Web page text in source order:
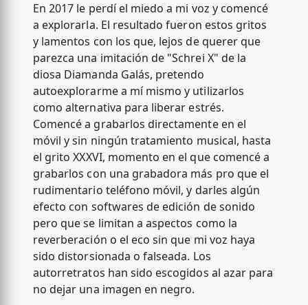
En 2017 le perdí el miedo a mi voz y comencé
a explorarla. El resultado fueron estos gritos
y lamentos con los que, lejos de querer que
parezca una imitación de "Schrei X" de la
diosa Diamanda Galás, pretendo
autoexplorarme a mí mismo y utilizarlos
como alternativa para liberar estrés.
Comencé a grabarlos directamente en el
móvil y sin ningún tratamiento musical, hasta
el grito XXXVI, momento en el que comencé a
grabarlos con una grabadora más pro que el
rudimentario teléfono móvil, y darles algún
efecto con softwares de edición de sonido
pero que se limitan a aspectos como la
reverberación o el eco sin que mi voz haya
sido distorsionada o falseada. Los
autorretratos han sido escogidos al azar para
no dejar una imagen en negro.